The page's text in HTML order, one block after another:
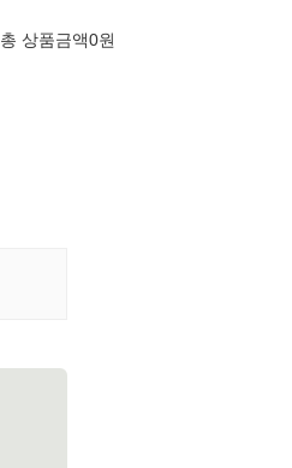
총 상품금액0원